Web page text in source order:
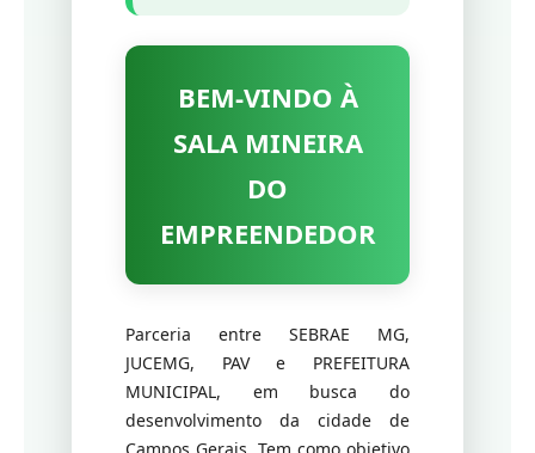
BEM-VINDO À
SALA MINEIRA
DO
EMPREENDEDOR
Parceria entre SEBRAE MG,
JUCEMG, PAV e PREFEITURA
MUNICIPAL, em busca do
desenvolvimento da cidade de
Campos Gerais. Tem como objetivo